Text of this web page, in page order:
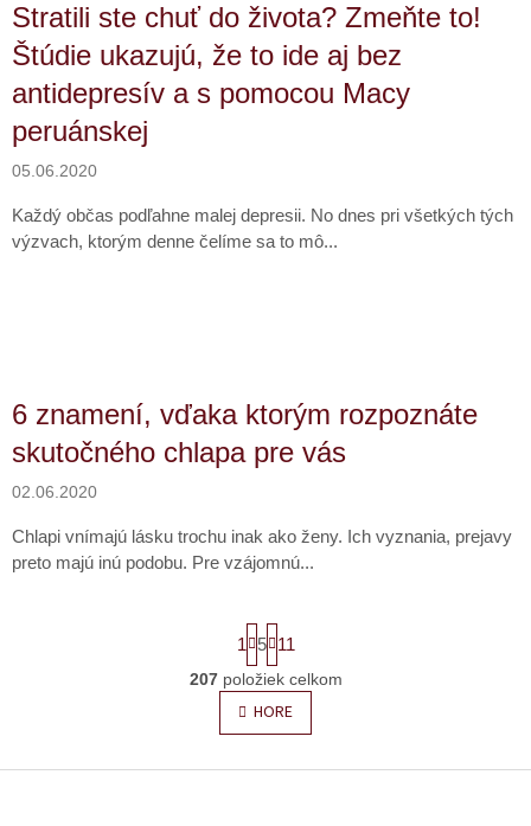
Stratili ste chuť do života? Zmeňte to!
Štúdie ukazujú, že to ide aj bez
antidepresív a s pomocou Macy
peruánskej
05.06.2020
Každý občas podľahne malej depresii. No dnes pri všetkých tých
výzvach, ktorým denne čelíme sa to mô...
6 znamení, vďaka ktorým rozpoznáte
skutočného chlapa pre vás
02.06.2020
Chlapi vnímajú lásku trochu inak ako ženy. Ich vyznania, prejavy
preto majú inú podobu. Pre vzájomnú...
O
v
l
d
S
t
r
á
n
k
v
1 5
11
207položiek celkom
HORE
Z